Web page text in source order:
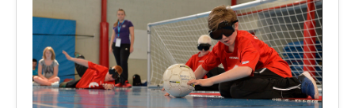
Über uns
Torball
Schießen
Schi Alpin